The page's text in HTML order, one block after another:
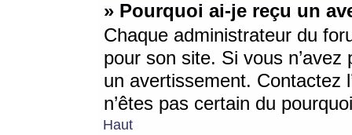
» Pourquoi ai-je reçu un
Chaque administrateur du
pour son site. Si vous
un avertissement. Contactez
n’êtes pas certain du
Haut